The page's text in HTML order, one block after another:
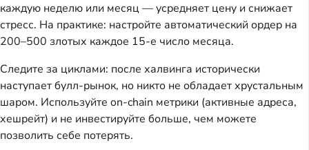
каждую неделю или месяц — усредняет цену и снижает
стресс. На практике: настройте автоматический ордер на
200–500 злотых каждое 15-е число месяца.
Следите за циклами: после халвинга исторически
наступает булл-рынок, но никто не обладает хрустальным
шаром. Используйте on-chain метрики (активные адреса,
хешрейт) и не инвестируйте больше, чем можете
позволить себе потерять.